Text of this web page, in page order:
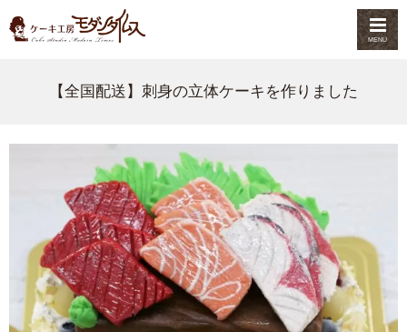
MENU
【全国配送】刺身の立体ケーキを作りました